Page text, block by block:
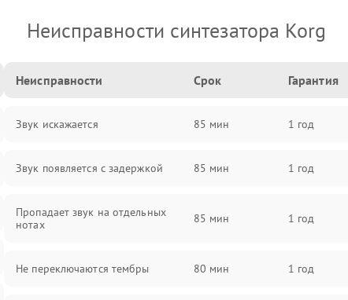
Неисправности синтезатора Korg
Неисправности Срок Гарантия
Звук искажается 85 мин 1 год
Звук появляется с задержкой 85 мин 1 год
Пропадает звук на отдельных
нотах
85 мин 1 год
Не переключаются тембры 80 мин 1 год